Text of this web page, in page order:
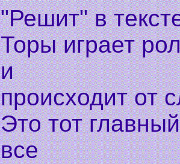
"Решит" в
Торы играет
и
происходит от
Это тот
все